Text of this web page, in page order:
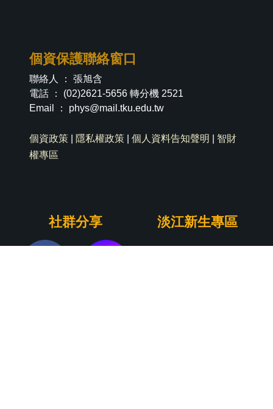
個資保護聯絡窗口
聯絡人 ： 張旭含
電話 ： (02)2621-5656 轉分機 2521
Email ： phys@mail.tku.edu.tw
個資政策 隱私權政策 個人資料告知聲明
智財
權專區
社群分享 淡江新生專區